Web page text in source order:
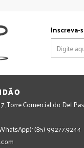
Inscreva-
Torre Comercial do Del
(85) 99277.9244